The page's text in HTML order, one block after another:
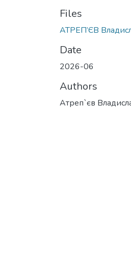
Files
АТРЕП’ЄВ
Date
2026-06
Authors
Атреп`єв